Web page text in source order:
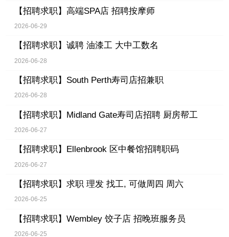
【招聘求职】 高端SPA店 招聘按摩师
2026-06-29
【招聘求职】 诚聘 油漆工 大中工数名
2026-06-28
【招聘求职】 South Perth寿司店招兼职
2026-06-28
【招聘求职】 Midland Gate寿司店招聘 厨房帮工
2026-06-27
【招聘求职】 Ellenbrook 区中餐馆招聘职码
2026-06-27
【招聘求职】 求职 理发 找工, 可做周四 周六
2026-06-25
【招聘求职】 Wembley 饺子店 招晚班服务员
2026-06-25